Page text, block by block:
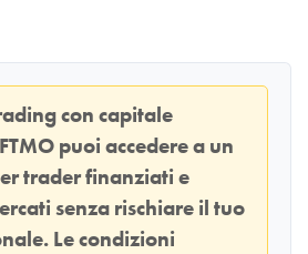
con capitale
FTMO puoi accedere a un
trader finanziati e
senza rischiare il tuo
Le condizioni